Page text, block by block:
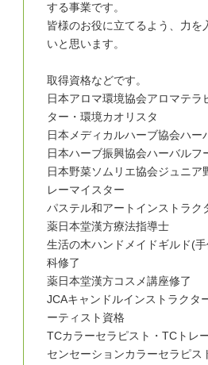
する事業です。
皆様のお役に立てるよう、力を
いと思います。
取得資格などです。
日本アロマ環境協会アロマテラ
ター・環境カオリスタ
日本メディカルハーブ協会ハー
日本ハーブ振興協会ハーバルフ
日本野菜ソムリエ協会ジュニア
レーマイスター
パステル和アートインストラク
薬日本堂漢方療法指導士
生活の木ハンドメイドギルド(
科修了
薬日本堂漢方コスメ講座修了
JCAキャンドルインストラクタ
ーティスト資格
TCカラーセラピスト・TCトレ
センセーションカラーセラピス